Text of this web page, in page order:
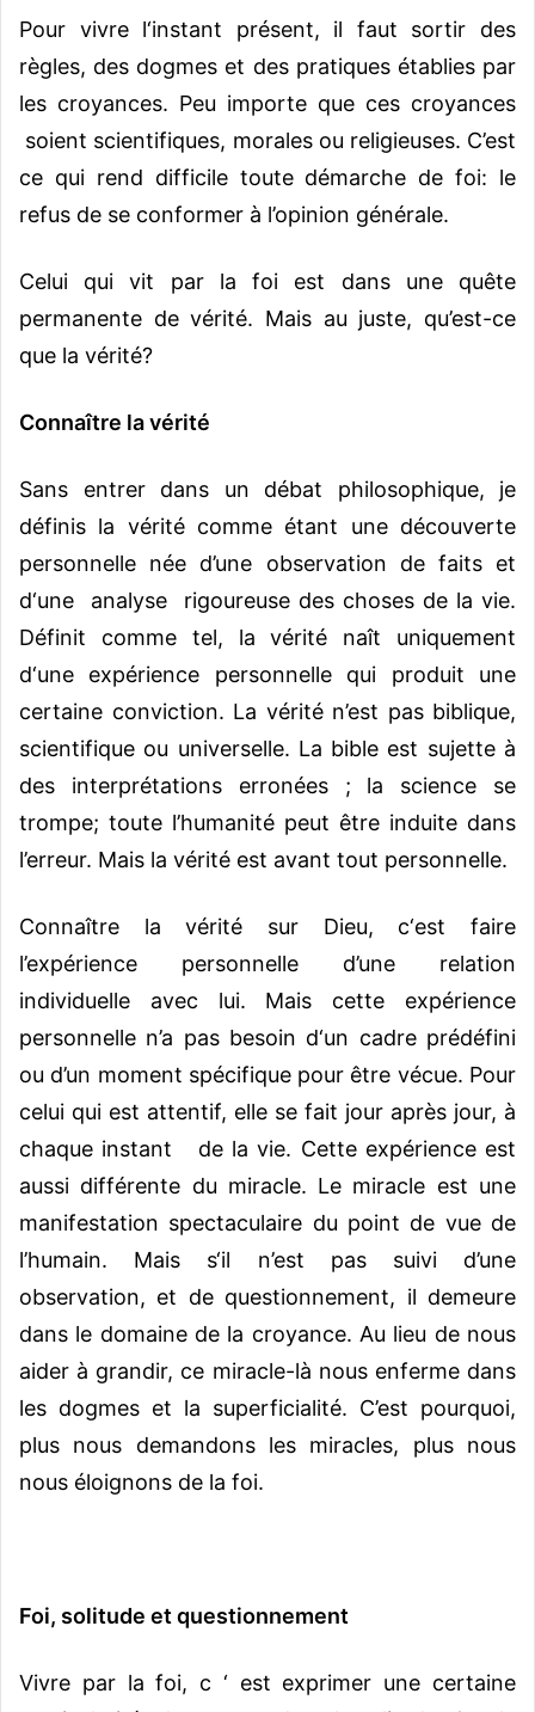
Pour vivre l‘instant présent, il faut sortir des
règles, des dogmes et des pratiques établies par
les croyances. Peu importe que ces croyances
soient scientifiques, morales ou religieuses. C’est
ce qui rend difficile toute démarche de foi: le
refus de se conformer à l’opinion générale.
Celui qui vit par la foi est dans une quête
permanente de vérité. Mais au juste, qu’est-ce
que la vérité?
Connaître la vérité
Sans entrer dans un débat philosophique, je
définis la vérité comme étant une découverte
personnelle née d’une observation de faits et
d‘une analyse rigoureuse des choses de la vie.
Définit comme tel, la vérité naît uniquement
d‘une expérience personnelle qui produit une
certaine conviction. La vérité n’est pas biblique,
scientifique ou universelle. La bible est sujette à
des interprétations erronées ; la science se
trompe; toute l’humanité peut être induite dans
l’erreur. Mais la vérité est avant tout personnelle.
Connaître la vérité sur Dieu, c‘est faire
l’expérience personnelle d’une relation
individuelle avec lui. Mais cette expérience
personnelle n’a pas besoin d‘un cadre prédéfini
ou d’un moment spécifique pour être vécue. Pour
celui qui est attentif, elle se fait jour après jour, à
chaque instant de la vie. Cette expérience est
aussi différente du miracle. Le miracle est une
manifestation spectaculaire du point de vue de
l’humain. Mais s‘il n’est pas suivi d’une
observation, et de questionnement, il demeure
dans le domaine de la croyance. Au lieu de nous
aider à grandir, ce miracle-là nous enferme dans
les dogmes et la superficialité. C’est pourquoi,
plus nous demandons les miracles, plus nous
nous éloignons de la foi.
Foi, solitude et questionnement
Vivre par la foi, c ‘ est exprimer une certaine